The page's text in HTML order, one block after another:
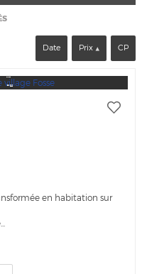
Date Prix CP
en habitation sur